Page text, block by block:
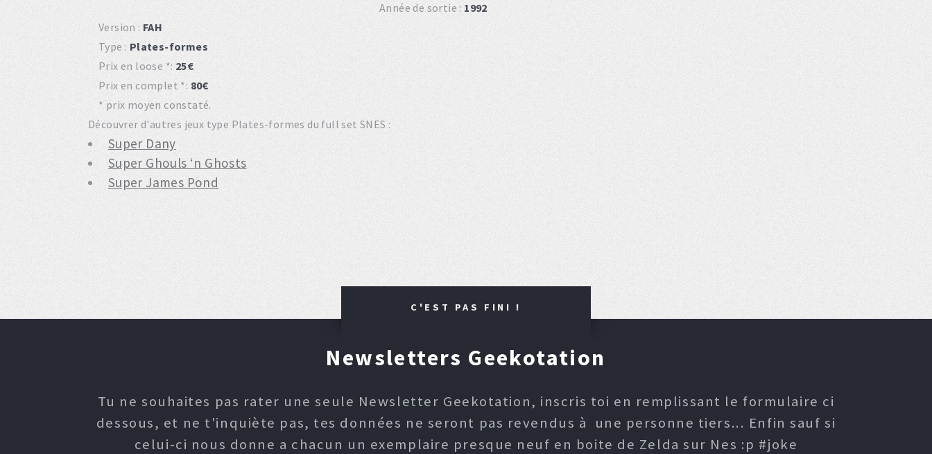
Année de sortie : 1992
Version : FAH
Type : Plates-formes
Prix en loose *: 25€
Prix en complet *: 80€
* prix moyen constaté.
Découvrer d'autres jeux type Plates-formes du full set SNES :
Super Dany
Super Ghouls ‘n Ghosts
Super James Pond
C'EST PAS FINI !
Newsletters Geekotation
Tu ne souhaites pas rater une seule Newsletter Geekotation, inscris toi en remplissant le formulaire ci
dessous, et ne t'inquiète pas, tes données ne seront pas revendus à une personne tiers... Enfin sauf si
celui-ci nous donne a chacun un exemplaire presque neuf en boite de Zelda sur Nes :p #joke